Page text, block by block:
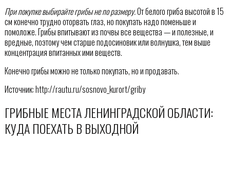
При покупке выбирайте грибы не по размеру.От белого гриба высотой в 15
см конечно трудно оторвать глаз, но покупать надо поменьше и
помоложе. Грибы впитывают из почвы все вещества — и полезные, и
вредные, поэтому чем старше подосиновик или волнушка, тем выше
концентрация впитанных ими веществ.
Конечно грибы можно не только покупать, но и продавать.
Источник: http://rautu.ru/sosnovo_kurort/griby
ГРИБНЫЕ МЕСТА ЛЕНИНГРАДСКОЙ ОБЛАСТИ:
КУДА ПОЕХАТЬ В ВЫХОДНОЙ